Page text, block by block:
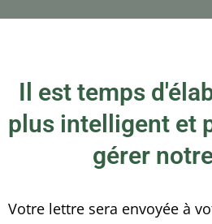
Il est temps
plus intelligent et
gérer
Votre lettre sera envoyée à